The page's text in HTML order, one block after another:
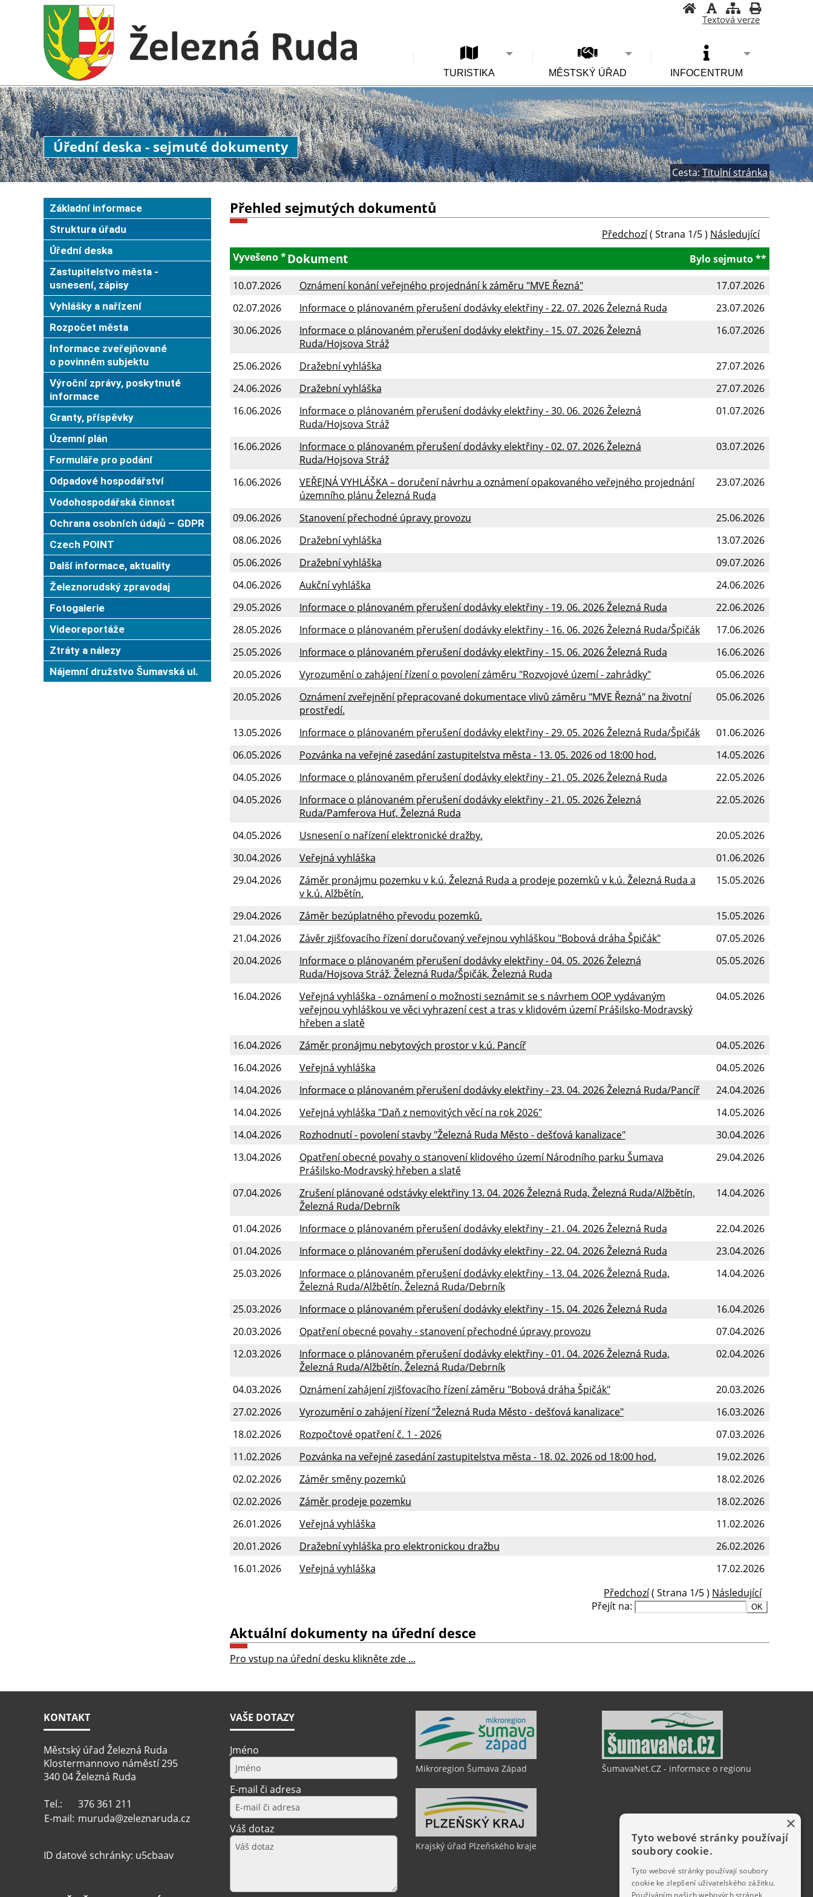
Textová verze
TURISTIKA MĚSTSKÝ ÚŘAD INFOCENTRUM
Úřední deska - sejmuté dokumenty
Cesta:Titulní stránka
Základní informace
Struktura úřadu
Úřední deska
Zastupitelstvo města -
usnesení, zápisy
Vyhlášky a nařízení
Rozpočet města
Informace zveřejňované
o povinném subjektu
Výroční zprávy, poskytnuté
informace
Granty, příspěvky
Územní plán
Formuláře pro podání
Odpadové hospodářství
Vodohospodářská činnost
Ochrana osobních údajů – GDPR
Czech POINT
Další informace, aktuality
Železnorudský zpravodaj
Fotogalerie
Videoreportáže
Ztráty a nálezy
Nájemní družstvo Šumavská ul.
Přehled sejmutých dokumentů
Předchozí( Strana 1/5 ) Následující
Vyvešeno *
Bylo sejmuto **
Dokument
10.07.2026 17.07.2026
Oznámení konání veřejného projednání k záměru "MVE Řezná"
02.07.2026
23.07.2026
Informace o plánovaném přerušení dodávky elektřiny - 22. 07. 2026 Železná Ruda
30.06.2026
16.07.2026
Informace o plánovaném přerušení dodávky elektřiny - 15. 07. 2026 Železná
Ruda/Hojsova Stráž
25.06.2026
27.07.2026
Dražební vyhláška
24.06.2026
27.07.2026
Dražební vyhláška
16.06.2026
01.07.2026
Informace o plánovaném přerušení dodávky elektřiny - 30. 06. 2026 Železná
Ruda/Hojsova Stráž
16.06.2026
03.07.2026
Informace o plánovaném přerušení dodávky elektřiny - 02. 07. 2026 Železná
Ruda/Hojsova Stráž
16.06.2026
23.07.2026
VEŘEJNÁ VYHLÁŠKA – doručení návrhu a oznámení opakovaného veřejného projednání
územního plánu Železná Ruda
09.06.2026
25.06.2026
Stanovení přechodné úpravy provozu
08.06.2026
13.07.2026
Dražební vyhláška
05.06.2026
09.07.2026
Dražební vyhláška
04.06.2026
24.06.2026
Aukční vyhláška
29.05.2026
22.06.2026
Informace o plánovaném přerušení dodávky elektřiny - 19. 06. 2026 Železná Ruda
28.05.2026
17.06.2026
Informace o plánovaném přerušení dodávky elektřiny - 16. 06. 2026 Železná Ruda/Špičák
25.05.2026
16.06.2026
Informace o plánovaném přerušení dodávky elektřiny - 15. 06. 2026 Železná Ruda
20.05.2026
05.06.2026
Vyrozumění o zahájení řízení o povolení záměru "Rozvojové území - zahrádky"
20.05.2026
05.06.2026
Oznámení zveřejnění přepracované dokumentace vlivů záměru "MVE Řezná" na životní
prostředí.
13.05.2026
01.06.2026
Informace o plánovaném přerušení dodávky elektřiny - 29. 05. 2026 Železná Ruda/Špičák
06.05.2026
14.05.2026
Pozvánka na veřejné zasedání zastupitelstva města - 13. 05. 2026 od 18:00 hod.
04.05.2026
22.05.2026
Informace o plánovaném přerušení dodávky elektřiny - 21. 05. 2026 Železná Ruda
04.05.2026
22.05.2026
Informace o plánovaném přerušení dodávky elektřiny - 21. 05. 2026 Železná
Ruda/Pamferova Huť, Železná Ruda
04.05.2026
20.05.2026
Usnesení o nařízení elektronické dražby.
30.04.2026
01.06.2026
Veřejná vyhláška
29.04.2026
15.05.2026
Záměr pronájmu pozemku v k.ú. Železná Ruda a prodeje pozemků v k.ú. Železná Ruda a
v k.ú. Alžbětín.
29.04.2026
15.05.2026
Záměr bezúplatného převodu pozemků.
21.04.2026
07.05.2026
Závěr zjišťovacího řízení doručovaný veřejnou vyhláškou "Bobová dráha Špičák"
20.04.2026
05.05.2026
Informace o plánovaném přerušení dodávky elektřiny - 04. 05. 2026 Železná
Ruda/Hojsova Stráž, Železná Ruda/Špičák, Železná Ruda
16.04.2026
04.05.2026
Veřejná vyhláška - oznámení o možnosti seznámit se s návrhem OOP vydávaným
veřejnou vyhláškou ve věci vyhrazení cest a tras v klidovém území Prášilsko-Modravský
hřeben a slatě
16.04.2026
04.05.2026
Záměr pronájmu nebytových prostor v k.ú. Pancíř
16.04.2026
04.05.2026
Veřejná vyhláška
14.04.2026
24.04.2026
Informace o plánovaném přerušení dodávky elektřiny - 23. 04. 2026 Železná Ruda/Pancíř
14.04.2026
14.05.2026
Veřejná vyhláška "Daň z nemovitých věcí na rok 2026"
14.04.2026
30.04.2026
Rozhodnutí - povolení stavby "Železná Ruda Město - dešťová kanalizace"
13.04.2026
29.04.2026
Opatření obecné povahy o stanovení klidového území Národního parku Šumava
Prášilsko-Modravský hřeben a slatě
07.04.2026
14.04.2026
Zrušení plánované odstávky elektřiny 13. 04. 2026 Železná Ruda, Železná Ruda/Alžbětín,
Železná Ruda/Debrník
01.04.2026
22.04.2026
Informace o plánovaném přerušení dodávky elektřiny - 21. 04. 2026 Železná Ruda
01.04.2026
23.04.2026
Informace o plánovaném přerušení dodávky elektřiny - 22. 04. 2026 Železná Ruda
25.03.2026
14.04.2026
Informace o plánovaném přerušení dodávky elektřiny - 13. 04. 2026 Železná Ruda,
Železná Ruda/Alžbětín, Železná Ruda/Debrník
25.03.2026
16.04.2026
Informace o plánovaném přerušení dodávky elektřiny - 15. 04. 2026 Železná Ruda
20.03.2026
07.04.2026
Opatření obecné povahy - stanovení přechodné úpravy provozu
12.03.2026
02.04.2026
Informace o plánovaném přerušení dodávky elektřiny - 01. 04. 2026 Železná Ruda,
Železná Ruda/Alžbětín, Železná Ruda/Debrník
04.03.2026
20.03.2026
Oznámení zahájení zjišťovacího řízení záměru "Bobová dráha Špičák"
27.02.2026
16.03.2026
Vyrozumění o zahájení řízení "Železná Ruda Město - dešťová kanalizace"
18.02.2026
07.03.2026
Rozpočtové opatření č. 1 - 2026
11.02.2026
19.02.2026
Pozvánka na veřejné zasedání zastupitelstva města - 18. 02. 2026 od 18:00 hod.
02.02.2026
18.02.2026
Záměr směny pozemků
02.02.2026
18.02.2026
Záměr prodeje pozemku
26.01.2026
11.02.2026
Veřejná vyhláška
20.01.2026
26.02.2026
Dražební vyhláška pro elektronickou dražbu
16.01.2026
17.02.2026
Veřejná vyhláška
Předchozí( Strana 1/5 ) Následující
Přejít na:
Aktuální dokumenty na úřední desce
Pro vstup na úřední desku klikněte zde ...
KONTAKT
Městský úřad Železná Ruda
Klostermannovo náměstí 295
340 04 Železná Ruda
Tel.:
376 361 211
E-mail: muruda@zeleznaruda.cz
ID datové schránky: u5cbaav
VAŠE DOTAZY
Jméno
E-mail či adresa
Váš dotaz
Mikroregion Šumava Západ
Krajský úřad Plzeňského kraje
ŠumavaNet.CZ - informace o regionu
×
Tyto webové stránky používají
soubory cookie.
Tyto webové stránky používají soubory
cookie ke zlepšení uživatelského zážitku.
Používáním našich webových stránek